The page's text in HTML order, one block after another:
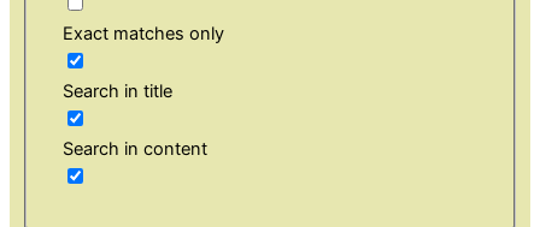
Exact matches only
Search in title
Search in content